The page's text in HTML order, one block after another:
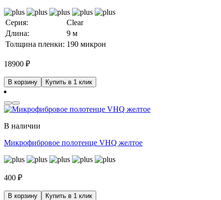
Серия:
Clear
Длина:
9 м
Толщина пленки: 190 микрон
18900 ₽
В корзину Купить в 1 клик
В наличии
Микрофибровое полотенце VHQ желтое
400 ₽
В корзину Купить в 1 клик